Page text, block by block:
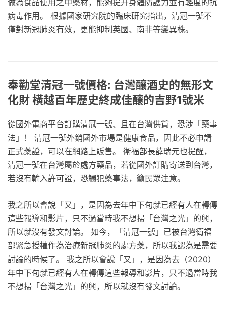
做為食品使用之中藥材，能夠提升身體防護力並有輕度的抗
病毒作用。 根據國家研究院的臨床研究指出，清冠一號不
僅對新冠肺炎有效，更能抑制英國、南非等變異株。
奉勸堂清冠一號價格: 台灣釀酒史的無形文
化財 橫越百年歷史終成佳釀的吉野1號米
從國外電商平台訂購清冠一號、且在台灣供貨，恐涉「藥事
法」！ 清冠一號外銷國外市場是健康食品，因此不必申請
正式藥證，可以在網路上販售。 衛福部長薛瑞元也提醒，
清冠一號在台灣屬於處方藥品，若從國外訂購寄送到台灣，
若沒有輸入許可證，恐觸犯藥事法，籲民眾注意。
我之所以會說「又」，是因為去年中下旬就已經有人在轉傳
這些報導和影片，只不過當時我不想掃「台灣之光」的興，
所以就沒有發文討論。 如今，「清冠一號」已被台灣衛福
部緊急授權作為治療新冠肺炎的處方藥，所以我認為是需要
討論的時候了。 我之所以會說「又」，是因為去（2020）
年中下旬就已經有人在轉傳這些報導和影片，只不過當時我
不想掃「台灣之光」的興，所以就沒有發文討論。